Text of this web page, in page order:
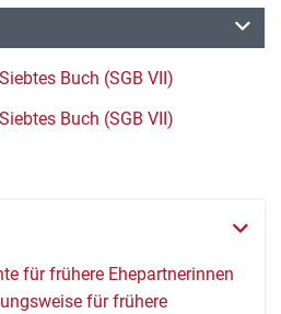
Buch (SGB VII)
Buch (SGB VII)
für frühere Ehepartnerinnen
für frühere